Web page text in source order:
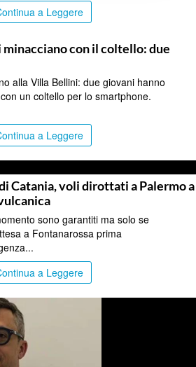
a Leggere
minacciano con il coltello: due
alla Villa Bellini: due giovani hanno
un coltello per lo smartphone.
a Leggere
Catania, voli dirottati a Palermo a
sono garantiti ma solo se
a Fontanarossa prima
a Leggere